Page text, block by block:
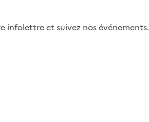
infolettre et suivez nos événements.